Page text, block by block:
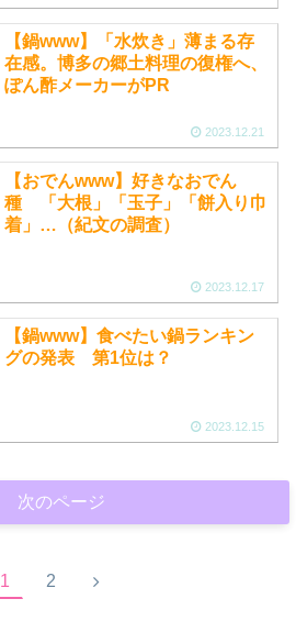
【鍋www】「水炊き」薄まる存
在感。博多の郷土料理の復権へ、
ぽん酢メーカーがPR
2023.12.21
【おでんwww】好きなおでん
種 「大根」「玉子」「餅入り巾
着」…（紀文の調査）
2023.12.17
【鍋www】食べたい鍋ランキン
グの発表 第1位は？
2023.12.15
次のページ
1 2
次